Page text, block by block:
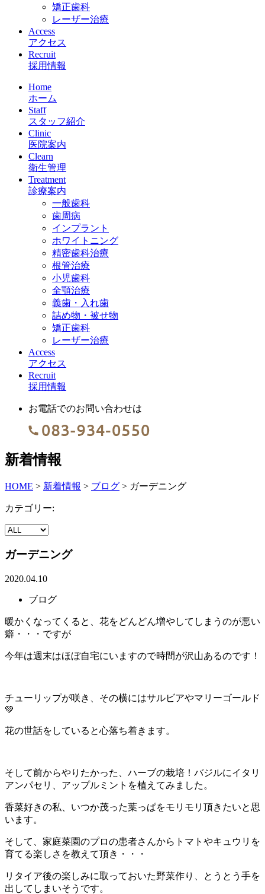
矯正歯科
レーザー治療
Access
アクセス
Recruit
採用情報
Home
ホーム
Staff
スタッフ紹介
Clinic
医院案内
Clearn
衛生管理
Treatment
診療案内
一般歯科
歯周病
インプラント
ホワイトニング
精密歯科治療
根管治療
小児歯科
全顎治療
義歯・入れ歯
詰め物・被せ物
矯正歯科
レーザー治療
Access
アクセス
Recruit
採用情報
お電話でのお問い合わせは
新着情報
HOME > 新着情報 > ブログ > ガーデニング
カテゴリー:
ガーデニング
2020.04.10
ブログ
暖かくなってくると、花をどんどん増やしてしまうのが悪い
癖・・・ですが
今年は週末はほぼ自宅にいますので時間が沢山あるのです！
チューリップが咲き、その横にはサルビアやマリーゴールド
💚
花の世話をしていると心落ち着きます。
そして前からやりたかった、ハーブの栽培！バジルにイタリ
アンパセリ、アップルミントを植えてみました。
香菜好きの私、いつか茂った葉っぱをモリモリ頂きたいと思
います。
そして、家庭菜園のプロの患者さんからトマトやキュウリを
育てる楽しさを教えて頂き・・・
リタイア後の楽しみに取っておいた野菜作り、とうとう手を
出してしまいそうです。